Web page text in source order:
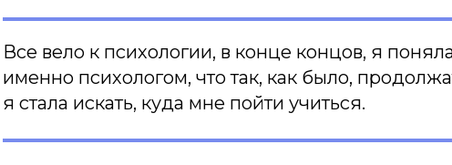
Все вело к психологии, в конце концов, я
именно психологом, что так, как было,
я стала искать, куда мне пойти учиться.